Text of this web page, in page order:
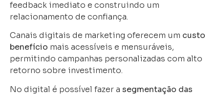
feedback imediato e construindo um
relacionamento de confiança.
Canais digitais de marketing oferecem um custo
benefício mais acessíveis e mensuráveis,
permitindo campanhas personalizadas com alto
retorno sobre investimento.
No digital é possível fazer a segmentação das